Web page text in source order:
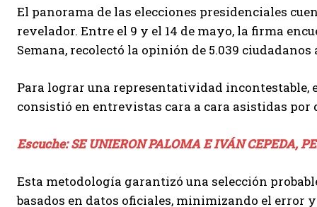
El panorama de las elecciones presidenciales
revelador. Entre el 9 y el 14 de mayo, la firma
Semana, recolectó la opinión de 5.039
Para lograr una representatividad incontestable,
consistió en entrevistas cara a cara asistidas
Escuche: SE UNIERON PALOMA E IVÁN CEPEDA,
Esta metodología garantizó una selección
basados en datos oficiales, minimizando el